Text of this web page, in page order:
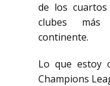
de los
clubes
continente.
Lo que estoy
Champions